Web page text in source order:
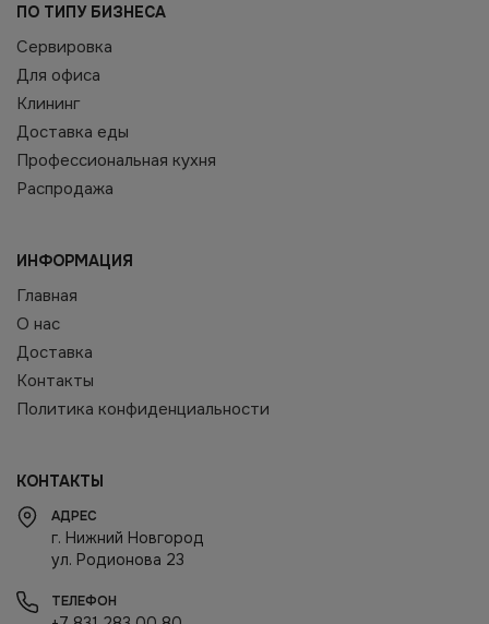
ПО ТИПУ БИЗНЕСА
Сервировка
Для офиса
Клининг
Доставка еды
Профессиональная кухня
Распродажа
ИНФОРМАЦИЯ
Главная
О нас
Доставка
Контакты
Политика конфиденциальности
КОНТАКТЫ
АДРЕС
г. Нижний Новгород
ул. Родионова 23
ТЕЛЕФОН